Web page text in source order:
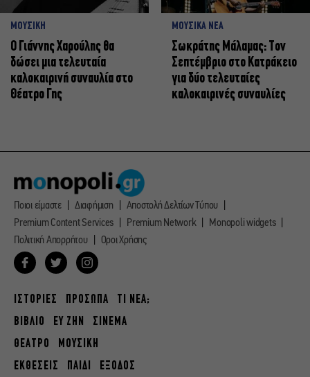
ΜΟΥΣΙΚΗ
Ο Γιάννης Χαρούλης θα
δώσει μια τελευταία
καλοκαιρινή συναυλία στο
Θέατρο Γης
ΜΟΥΣΙΚΑ ΝΕΑ
Σωκράτης Μάλαμας: Τον
Σεπτέμβριο στο Κατράκειο
για δύο τελευταίες
καλοκαιρινές συναυλίες
Ποιοι είμαστε Διαφήμιση
Αποστολή Δελτίων Τύπου
Premium Content Services
Premium Network
Monopoli widgets
Πολιτική Απορρήτου
Οροι Χρήσης
ΙΣΤΟΡΙΕΣ ΠΡΟΣΩΠΑ
ΤΙ ΝΕΑ;
ΒΙΒΛΙΟ
ΕΥ ΖΗΝ
ΣΙΝΕΜΑ
ΘΕΑΤΡΟ
ΜΟΥΣΙΚΗ
ΕΚΘΕΣΕΙΣ
ΠΑΙΔΙ ΕΞΟΔΟΣ